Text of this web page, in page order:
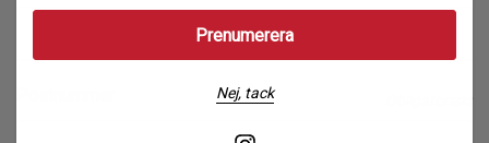
Nej, tack